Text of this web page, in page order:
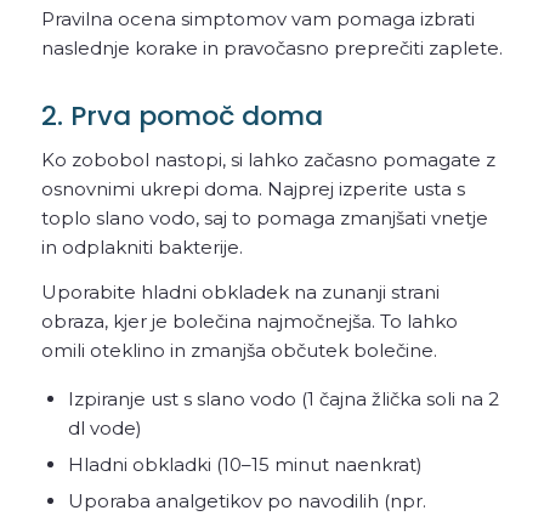
Pravilna ocena simptomov vam pomaga izbrati
naslednje korake in pravočasno preprečiti zaplete.
2. Prva pomoč doma
Ko zobobol nastopi, si lahko začasno pomagate z
osnovnimi ukrepi doma. Najprej izperite usta s
toplo slano vodo, saj to pomaga zmanjšati vnetje
in odplakniti bakterije.
Uporabite hladni obkladek na zunanji strani
obraza, kjer je bolečina najmočnejša. To lahko
omili oteklino in zmanjša občutek bolečine.
Izpiranje ust s slano vodo (1 čajna žlička soli na 2
dl vode)
Hladni obkladki (10–15 minut naenkrat)
Uporaba analgetikov po navodilih (npr.